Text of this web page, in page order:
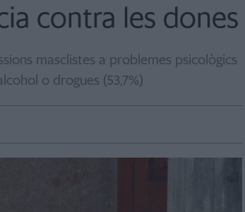
contra les dones
masclistes a problemes psicològics
o drogues (53,7%)